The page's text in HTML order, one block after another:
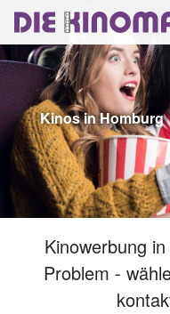
Kinos in Homburg
Kinowerbung
Problem -